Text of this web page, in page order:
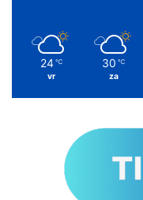
24 ℃
vr
30 ℃
za